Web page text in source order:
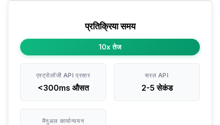
प्रतिक्रिया समय
10x तेज
एस्ट्रोलॉजी API प्रसार
<300ms औसत
सरल API
2-5 सेकंड
मैनुअल कार्यान्वयन